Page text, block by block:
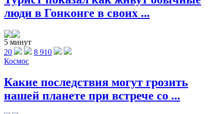
люди в Гонконге в своих ...
5 минут
20
8 910
Космос
Какие последствия могут грозить
нашей планете при встрече со ...